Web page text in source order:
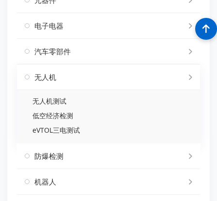
电子电器
汽车零部件
无人机
无人机测试
低空经济检测
eVTOL三电测试
防爆检测
机器人